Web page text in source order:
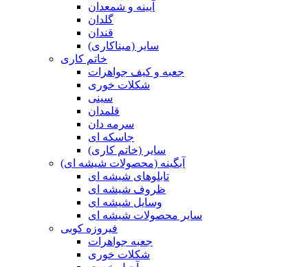
آیینه و شمعدان
گلدان
قندان
سایر (میناکاری)
خاتم کاری
جعبه و کیف جواهرات
شکلات خوری
سینی
قلمدان
سرمه دان
جاسکه ای
سایر (خاتم کاری)
آبگینه (محصولات شیشه ای)
تابلوهای شیشه ای
ظروف شیشه ای
وسایل شیشه ای
سایر محصولات شیشه ای
فیروزه کوبی
جعبه جواهرات
شکلات خوری